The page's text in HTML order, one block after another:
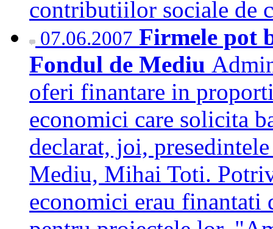
contributiilor sociale
07.06.2007 Firmele pot
Fondul de Mediu
oferi finantare in
economici care solicita
declarat, joi,
Mediu, Mihai Toti.
economici erau